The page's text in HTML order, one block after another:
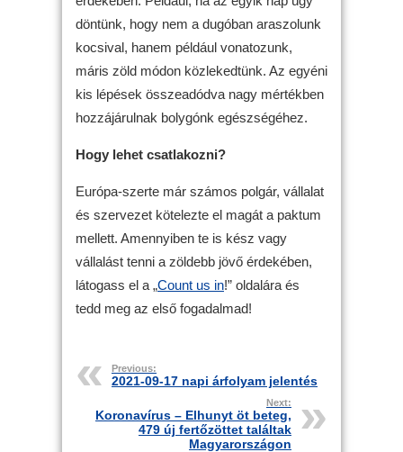
döntünk, hogy nem a dugóban araszolunk
kocsival, hanem például vonatozunk,
máris zöld módon közlekedtünk. Az egyéni
kis lépések összeadódva nagy mértékben
hozzájárulnak bolygónk egészségéhez.
Hogy lehet csatlakozni?
Európa-szerte már számos polgár, vállalat
és szervezet kötelezte el magát a paktum
mellett. Amennyiben te is kész vagy
vállalást tenni a zöldebb jövő érdekében,
látogass el a „Count us in!” oldalára és
tedd meg az első fogadalmad!
Previous:
2021-09-17 napi árfolyam jelentés
Next:
Koronavírus – Elhunyt öt beteg,
479 új fertőzöttet találtak
Magyarországon